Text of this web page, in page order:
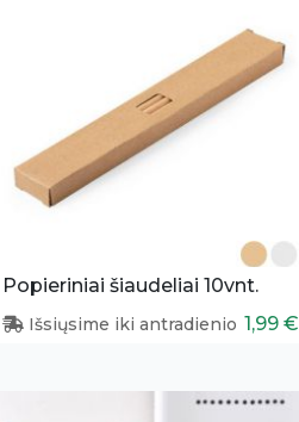
Popieriniai šiaudeliai 10vnt.
Išsiųsime iki antradienio 1,99 €